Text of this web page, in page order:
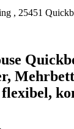
, 25451